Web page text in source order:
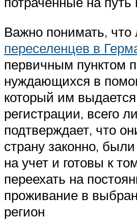
Важно понимать, что
переселенцев в
первичным пунктом
нуждающихся в
который им
регистрации, всего
подтверждает, что
страну законно,
на учет и готовы к
переехать на
проживание в
регион